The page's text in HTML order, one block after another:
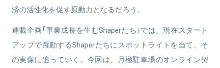
済の活性化を促す原動力となるだろう。
連載企画「事業成長を生むShaperたち」では、現在スタート
アップで躍動するShaperたちにスポットライトを当て、そ
の実像に迫っていく。今回は、月極駐車場のオンライン契